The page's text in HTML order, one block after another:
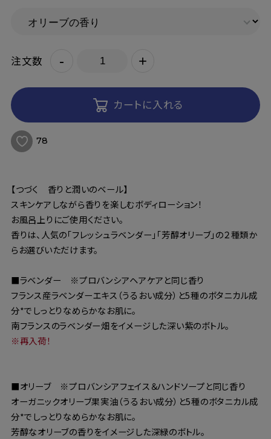
注文数 - +
カートに入れる
78
【つづく 香りと潤いのベール】
スキンケアしながら香りを楽しむボディローション！
お風呂上りにご使用ください。
香りは、人気の「フレッシュラベンダー」「芳醇オリーブ」の２種類か
らお選びいただけます。
■ラベンダー ※プロバンシアヘアケアと同じ香り
フランス産ラベンダーエキス（うるおい成分）と5種のボタニカル成
分*でしっとりなめらかなお肌に。
南フランスのラベンダー畑をイメージした深い紫のボトル。
※再入荷！
■オリーブ ※プロバンシアフェイス＆ハンドソープと同じ香り
オーガニックオリーブ果実油（うるおい成分）と5種のボタニカル成
分*でしっとりなめらかなお肌に。
芳醇なオリーブの香りをイメージした深緑のボトル。